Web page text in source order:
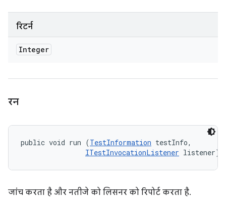
रिटर्न
Integer
रन
public void run (TestInformation testInfo,
ITestInvocationListener listener)
जांच करता है और नतीजे को लिसनर को रिपोर्ट करता है.